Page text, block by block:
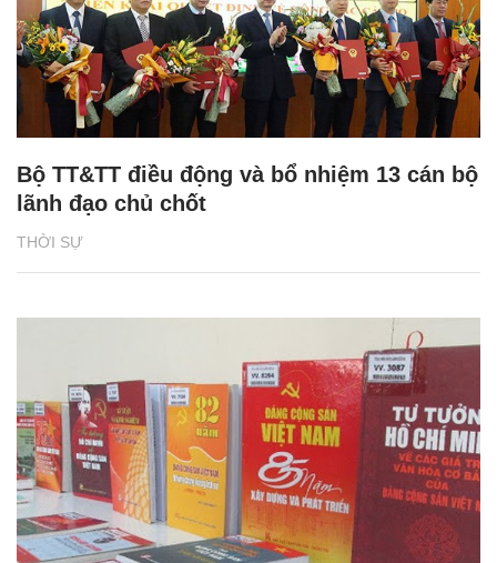
THỜI SỰ
Bộ TT&TT điều động và bổ nhiệm 13 cán bộ
lãnh đạo chủ chốt